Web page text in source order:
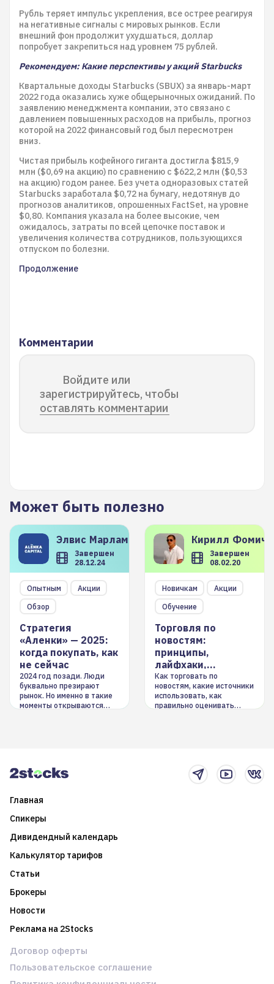
Рубль теряет импульс укрепления, все острее реагируя
на негативные сигналы с мировых рынков. Если
внешний фон продолжит ухудшаться, доллар
попробует закрепиться над уровнем 75 рублей.
Рекомендуем: Какие перспективы у акций Starbucks
Квартальные доходы Starbucks (SBUX) за январь-март
2022 года оказались хуже общерыночных ожиданий. По
заявлению менеджмента компании, это связано с
давлением повышенных расходов на прибыль, прогноз
которой на 2022 финансовый год был пересмотрен
вниз.
Чистая прибыль кофейного гиганта достигла $815,9
млн ($0,69 на акцию) по сравнению с $622,2 млн ($0,53
на акцию) годом ранее. Без учета одноразовых статей
Starbucks заработала $0,72 на бумагу, недотянув до
прогнозов аналитиков, опрошенных FactSet, на уровне
$0,80. Компания указала на более высокие, чем
ожидалось, затраты по всей цепочке поставок и
увеличения количества сотрудников, пользующихся
отпуском по болезни.
Продолжение
Комментарии
Войдите или
зарегистрируйтесь, чтобы
оставлять комментарии
Может быть полезно
Элвис Марламов
Завершен
28.12.24
Опытным
Акции
Обзор
Стратегия
«Аленки» — 2025:
когда покупать, как
не сейчас
2024 год позади. Люди
буквально презирают
рынок. Но именно в такие
моменты открываются
Кирилл
Завершен
08.02.20
Новичкам
Акции
Обучение
Торговля по
новостям:
принципы,
лайфхаки,
инструменты
Как торговать по
новостям, какие источники
использовать, как
правильно оценивать
Главная
Спикеры
Дивидендный календарь
Калькулятор тарифов
Статьи
Брокеры
Новости
Реклама на 2Stocks
Договор оферты
Пользовательское соглашение